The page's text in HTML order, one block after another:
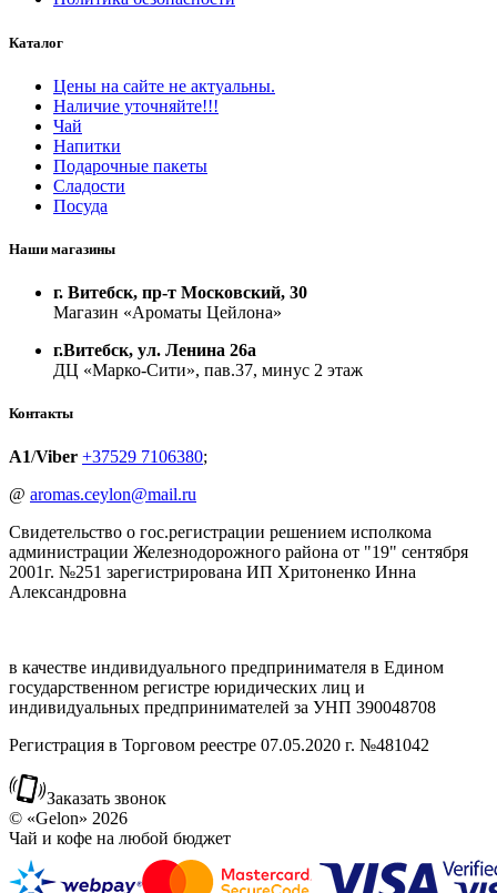
Каталог
Цены на сайте не актуальны.
Наличие уточняйте!!!
Чай
Напитки
Подарочные пакеты
Сладости
Посуда
Наши магазины
г. Витебск, пр-т Московский, 30
Магазин «Ароматы Цейлона»
г.Витебск, ул. Ленина 26а
ДЦ «Марко-Сити», пав.37, минус 2 этаж
Контакты
A1/Viber +37529 7106380;
@ aromas.ceylon@mail.ru
Свидетельство о гос.регистрации решением исполкома
администрации Железнодорожного района от "19" сентября
2001г. №251 зарегистрирована ИП Хритоненко Инна
Александровна
в качестве индивидуального предпринимателя в Едином
государственном регистре юридических лиц и
индивидуальных предпринимателей за УНП 390048708
Регистрация в Торговом реестре 07.05.2020 г. №481042
Заказать звонок
© «Gelon» 2026
Чай и кофе на любой бюджет